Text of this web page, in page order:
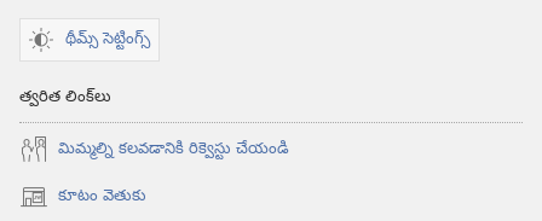
థీమ్స్ సెట్టింగ్స్
త్వరిత లింక్‌లు
మిమ్మల్ని కలవడానికి రిక్వెస్టు చేయండి
కూటం వెతుకు
(కొత్త